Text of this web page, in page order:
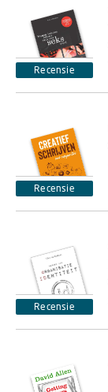
Recensie
Recensie
Recensie